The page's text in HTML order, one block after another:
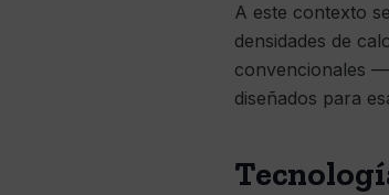
A este contexto
densidades de
convencionales
diseñados para